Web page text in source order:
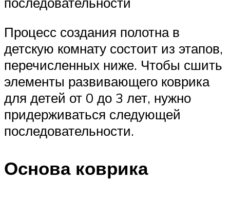
Процесс создания полотна в
детскую комнату состоит из этапов,
перечисленных ниже. Чтобы сшить
элементы развивающего коврика
для детей от 0 до 3 лет, нужно
придерживаться следующей
последовательности.
Основа коврика